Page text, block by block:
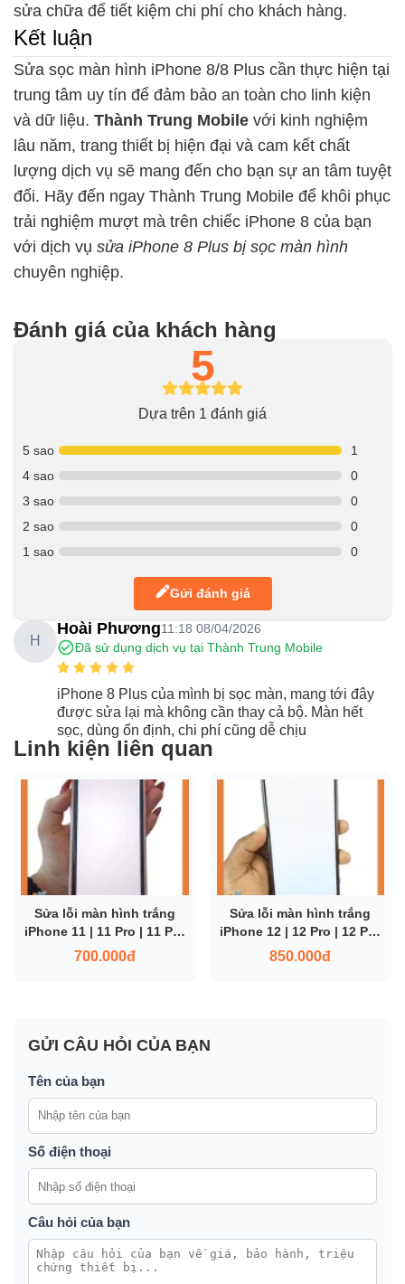
sửa chữa để tiết kiệm chi phí cho khách hàng.
Kết luận
Sửa sọc màn hình iPhone 8/8 Plus cần thực hiện tại
trung tâm uy tín để đảm bảo an toàn cho linh kiện
và dữ liệu. Thành Trung Mobile với kinh nghiệm
lâu năm, trang thiết bị hiện đại và cam kết chất
lượng dịch vụ sẽ mang đến cho bạn sự an tâm tuyệt
đối. Hãy đến ngay Thành Trung Mobile để khôi phục
trải nghiệm mượt mà trên chiếc iPhone 8 của bạn
với dịch vụ sửa iPhone 8 Plus bị sọc màn hình
chuyên nghiệp.
Đánh giá của khách hàng
5
Dựa trên 1 đánh giá
5 sao
1
4 sao
0
3 sao
0
2 sao
0
1 sao
0
Gửi đánh giá
H
Hoài Phương11:18 08/04/2026
Đã sử dụng dịch vụ tại Thành Trung Mobile
iPhone 8 Plus của mình bị sọc màn, mang tới đây
được sửa lại mà không cần thay cả bộ. Màn hết
sọc, dùng ổn định, chi phí cũng dễ chịu
Linh kiện liên quan
Sửa lỗi màn hình trắng
iPhone 11 | 11 Pro | 11 Pro
Max
700.000đ
Sửa lỗi màn hình trắng
iPhone 12 | 12 Pro | 12 Pro
Max
850.000đ
GỬI CÂU HỎI CỦA BẠN
Tên của bạn
Số điện thoại
Câu hỏi của bạn